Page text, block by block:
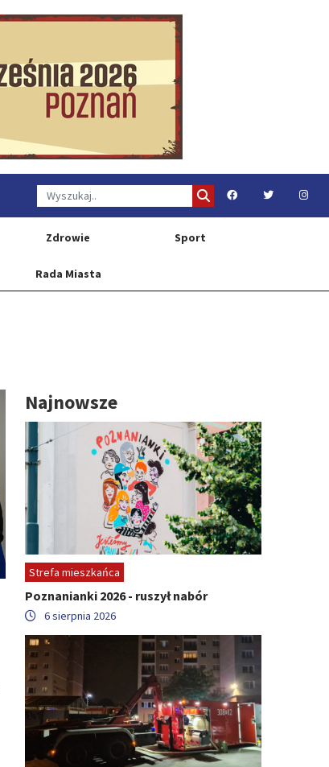
Zdrowie Sport
Rada Miasta
Najnowsze
Strefa mieszkańca
Poznanianki 2026 - ruszył nabór
6 sierpnia 2026